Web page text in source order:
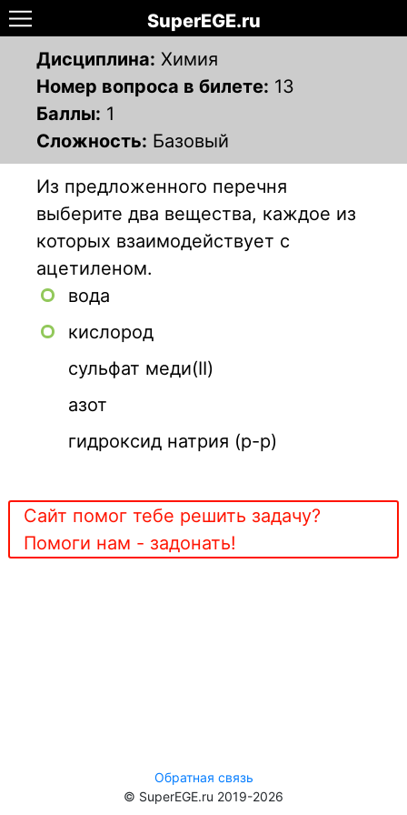
SuperEGE.ru
Дисциплина: Химия
Номер вопроса в билете: 13
Баллы: 1
Сложность: Базовый
Из предложенного перечня
выберите два вещества, каждое из
которых взаимодействует с
ацетиленом.
вода
кислород
сульфат меди(II)
азот
гидроксид натрия (р-р)
Сайт помог тебе решить задачу?
Помоги нам - задонать!
Обратная связь
© SuperEGE.ru 2019-2026